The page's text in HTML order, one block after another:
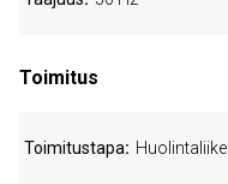
Toimitus
Toimitustapa Huolintaliike